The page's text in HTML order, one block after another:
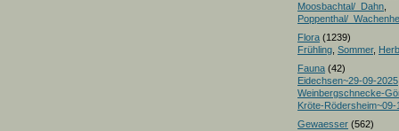
Moosbachtal/_Dahn
Poppenthal/
Flora (1239)
Frühling Sommer,
Fauna (42)
Eidechsen~29-09-2025
Weinbergschnecke-
Kröte-Rödersheim~09-
Gewaesser (562)